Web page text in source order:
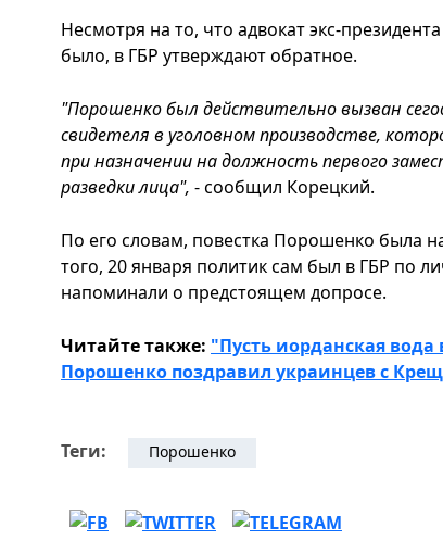
Несмотря на то, что адвокат экс-
было, в ГБР утверждают обратное.
"Порошенко был действительно вызван
свидетеля в уголовном производстве,
при назначении на должность первого
разведки лица", - сообщил Корецкий.
По его словам, повестка Порошенко была
того, 20 января политик сам был в ГБР по
напоминали о предстоящем допросе.
Читайте также: "Пусть иорданская
Порошенко поздравил украинцев с
Теги: Порошенко